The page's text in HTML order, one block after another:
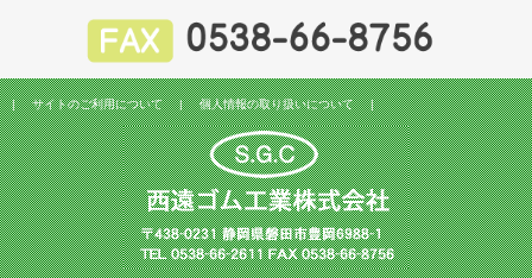
| サイトのご利用について | 個人情報の取り扱いについて |